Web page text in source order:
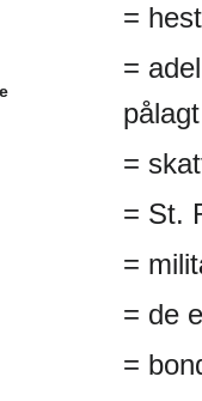
=
=
=
= St.
=
= de
=